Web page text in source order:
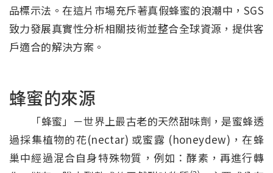
品標示法。在這片市場充斥著真假蜂蜜的浪潮中，SGS
致力發展真實性分析相關技術並整合全球資源，提供客
戶適合的解決方案。
蜂蜜的來源
「蜂蜜」－世界上最古老的天然甜味劑，是蜜蜂透
過採集植物的花(nectar) 或蜜露 (honeydew)，在蜂
巢中經過混合自身特殊物質，例如：酵素，再進行轉